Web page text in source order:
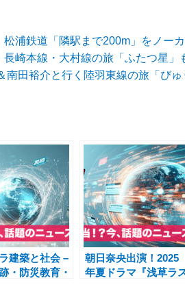
松浦鉄道「隣駅まで200m」をノー
長崎本線・大村線の旅「ふたつ星」
南田裕介と行く陸羽東線の旅「び
建築と社会 –
・防災教育・
朝日奈央出演！2025
年夏ドラマ『浅草ラ